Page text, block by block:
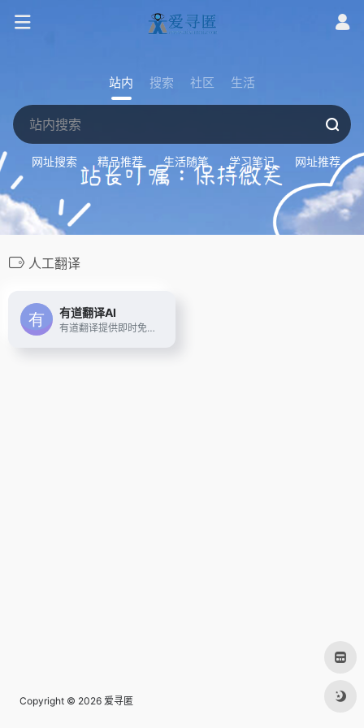
站内 搜索 社区 生活
网址搜索 精品推荐 生活随笔 学习笔记 网址推荐
人工翻译
有道翻译AI
有道翻译提供即时免费的中文、英语、日语、韩语、法语、德语、俄语、西班牙语、葡萄牙语、越南语、印尼语、意大利语、荷兰语、泰语全文翻译、网页翻译、文档翻译、PDF翻译、DOC翻译、PPT翻译、人工翻译、同传等服务。
Copyright © 2026 爱寻匿